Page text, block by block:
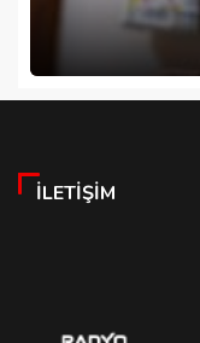
İLETIŞIM